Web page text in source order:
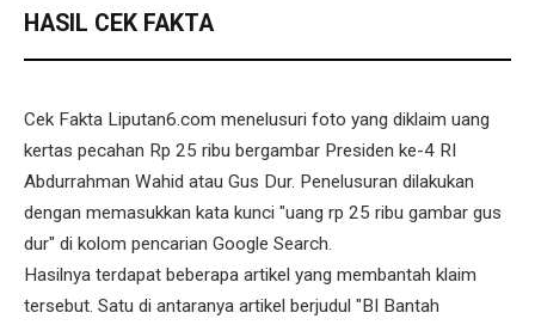
HASIL CEK FAKTA
Cek Fakta Liputan6.com menelusuri foto yang diklaim uang
kertas pecahan Rp 25 ribu bergambar Presiden ke-4 RI
Abdurrahman Wahid atau Gus Dur. Penelusuran dilakukan
dengan memasukkan kata kunci "uang rp 25 ribu gambar gus
dur" di kolom pencarian Google Search.
Hasilnya terdapat beberapa artikel yang membantah klaim
tersebut. Satu di antaranya artikel berjudul "BI Bantah